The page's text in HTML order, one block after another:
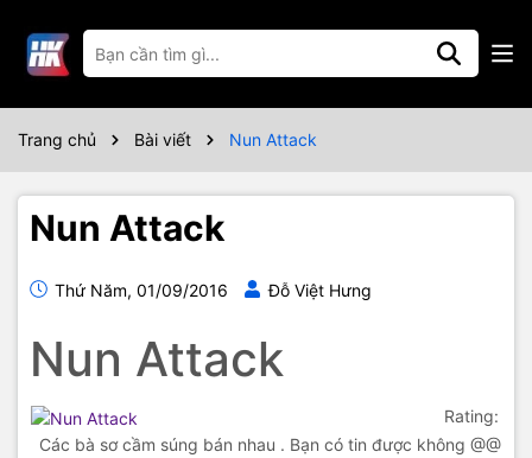
Trang chủ Bài viết Nun Attack
Nun Attack
Thứ Năm, 01/09/2016 Đỗ Việt Hưng
Nun Attack
Rating:
Các bà sơ cầm súng bán nhau . Bạn có tin được không @@